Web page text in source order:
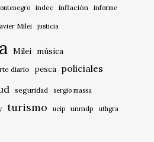
indec inflación informe
Milei justicia
Milei música
diario pesca policiales
seguridad sergio massa
turismo ucip unmdp
uthgra